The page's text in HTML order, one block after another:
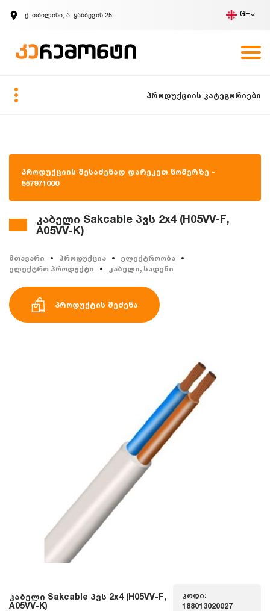
ქ. თბილისი, ა. ყაზბეგის 25 GE
ზარის მოთხოვნა
პროდუქციის კატეგორიები
პროდუქციის შესაძენად დარეკეთ ნომერზე -
557971000
კაბელი Sakcable პვს 2x4 (H05VV-F,
A05VV-K)
მთავარი პროდუქცია
ელექტროობა
ელექტრო პროდუქტი
კაბელი, სადენი
პროდუქტის შეძენა
კაბელი Sakcable პვს 2x4 (H05VV-F,
A05VV-K)
კოდი:
188013020027